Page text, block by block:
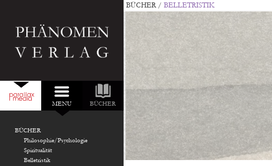
NEU IM VERLAG:
MENU BÜCHER
BÜCHER
Philosophie/Psychologie
Spiritualität
Belletristik
BÜCHER / BELLETRISTIK